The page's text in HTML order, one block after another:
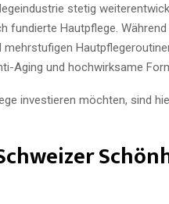
stetig
fundierte Hautpflege.
Aging und hochwirksame
investieren möchten, sind